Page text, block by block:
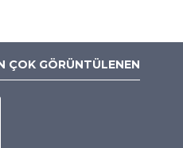
ÇOK GÖRÜNTÜLENEN